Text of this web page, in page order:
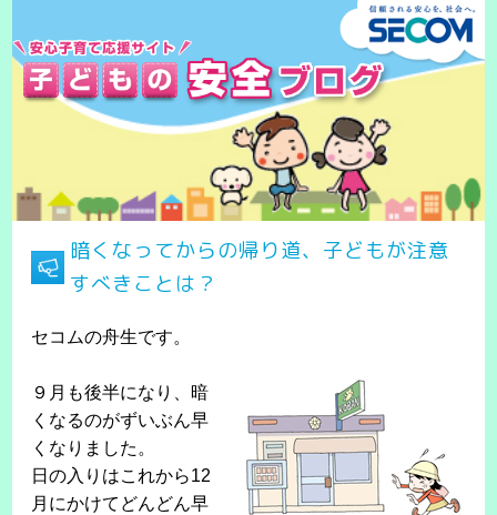
暗くなってからの帰り道、子どもが注意
すべきことは？
セコムの舟生です。
９月も後半になり、暗
くなるのがずいぶん早
くなりました。
日の入りはこれから12
月にかけてどんどん早